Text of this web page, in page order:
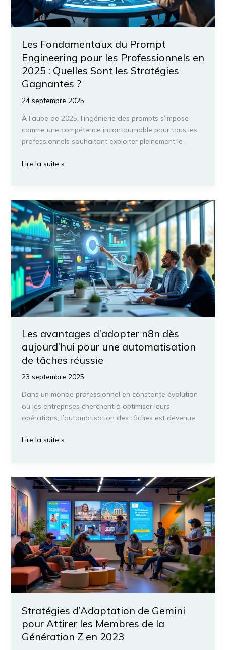
Sheets
pour
professionnels
Les Fondamentaux du Prompt
Engineering pour les Professionnels en
2025 : Quelles Sont les Stratégies
Gagnantes ?
24 septembre 2025
À l’aube de 2025, l’ingénierie des prompts s’impose
comme une compétence incontournable pour tous les
professionnels souhaitant exploiter pleinement le
Les
Prompt
Engineering
pour
les
Professionnels
en
2025
:
Quelles
Sont
les
Gagnantes
?
Lire la suite »
Les avantages d’adopter n8n dès
aujourd’hui pour une automatisation
de tâches réussie
23 septembre 2025
Dans un monde professionnel en constante évolution
où les entreprises cherchent à optimiser leurs
opérations, l’automatisation des tâches est devenue
Les
dès
aujourd’hui
pour
une
automatisation
de
tâches
réussie
Lire la suite »
Stratégies d’Adaptation de Gemini
pour Attirer les Membres de la
Génération Z en 2023